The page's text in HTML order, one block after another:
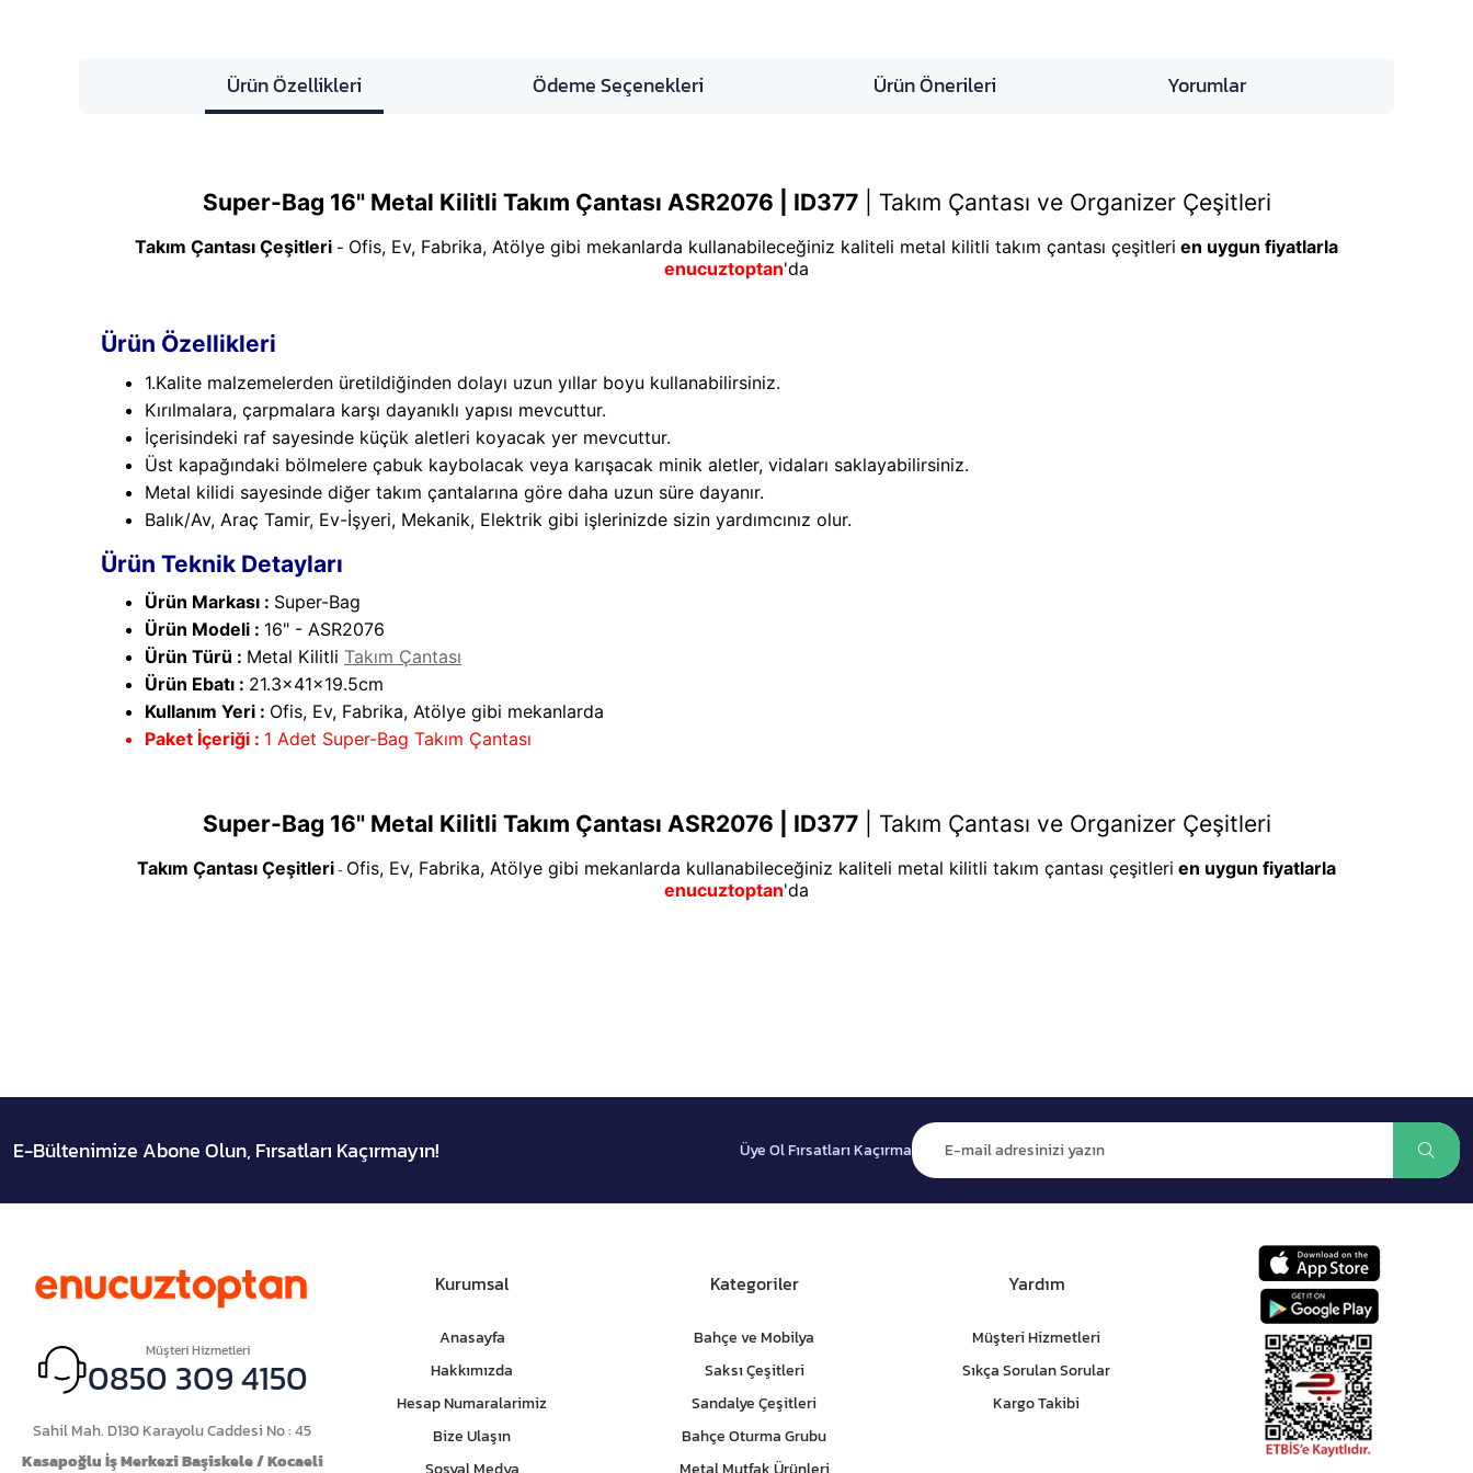
Ürün Özellikleri Ödeme Seçenekleri Ürün Önerileri Yorumlar
Super-Bag 16" Metal Kilitli Takım Çantası ASR2076 | ID377| Takım Çantası ve Organizer Çeşitleri
Takım Çantası Çeşitleri - Ofis, Ev, Fabrika, Atölye gibi mekanlarda kullanabileceğiniz kaliteli metal kilitli takım çantası çeşitleri en uygun fiyatlarla
enucuztoptan'da
Ürün Özellikleri
1.Kalite malzemelerden üretildiğinden dolayı uzun yıllar boyu kullanabilirsiniz.
Kırılmalara, çarpmalara karşı dayanıklı yapısı mevcuttur.
İçerisindeki raf sayesinde küçük aletleri koyacak yer mevcuttur.
Üst kapağındaki bölmelere çabuk kaybolacak veya karışacak minik aletler, vidaları saklayabilirsiniz.
Metal kilidi sayesinde diğer takım çantalarına göre daha uzun süre dayanır.
Balık/Av, Araç Tamir, Ev-İşyeri, Mekanik, Elektrik gibi işlerinizde sizin yardımcınız olur.
Ürün Teknik Detayları
Ürün Markası : Super-Bag
Ürün Modeli : 16" - ASR2076
Ürün Türü : Metal Kilitli Takım Çantası
Ürün Ebatı : 21.3x41x19.5cm
Kullanım Yeri : Ofis, Ev, Fabrika, Atölye gibi mekanlarda
Paket İçeriği : 1 Adet Super-Bag Takım Çantası
Super-Bag 16" Metal Kilitli Takım Çantası ASR2076 | ID377| Takım Çantası ve Organizer Çeşitleri
Takım Çantası Çeşitleri - Ofis, Ev, Fabrika, Atölye gibi mekanlarda kullanabileceğiniz kaliteli metal kilitli takım çantası çeşitleri en uygun fiyatlarla
enucuztoptan'da
E-Bültenimize Abone Olun, Fırsatları Kaçırmayın! Üye Ol Fırsatları Kaçırma
Müşteri Hizmetleri
0850 309 4150
Sahil Mah. D130 Karayolu Caddesi No : 45
Kasapoğlu İş Merkezi Başiskele / Kocaeli
Kurumsal
Anasayfa
Hakkımızda
Hesap Numaralarimiz
Bize Ulaşın
Kategoriler
Bahçe ve Mobilya
Saksı Çeşitleri
Sandalye Çeşitleri
Bahçe Oturma Grubu
Yardım
Müşteri Hizmetleri
Sıkça Sorulan Sorular
Kargo Takibi